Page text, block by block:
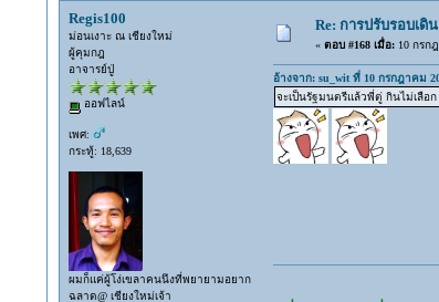
Regis100
ม่อนเงาะ ณ เชียงใหม่
ผู้คุมกฎ
อาจารย์ปู่
ออฟไลน์
เพศ:
กระทู้: 18,639
ผมก็แค่ผู้โง่เขลาคนนึงที่พยายามอยาก
ฉลาด@ เชียงใหม่เจ้า
Re: การปรับรอบเดิ
« ตอบ #168 เมื่อ:10 กรกฎ
อ้างจาก: su_wit ที่ 10 กรกฎาคม
จะเป็นรัฐมนตรีแล้วพี่ตู่ กินไม่เลือก
ค้